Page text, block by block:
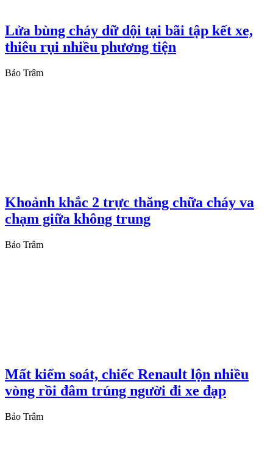
Lửa bùng cháy dữ dội tại bãi tập kết xe,
thiêu rụi nhiều phương tiện
Bảo Trâm
Khoảnh khắc 2 trực thăng chữa cháy va
chạm giữa không trung
Bảo Trâm
Mất kiểm soát, chiếc Renault lộn nhiều
vòng rồi đâm trúng người đi xe đạp
Bảo Trâm